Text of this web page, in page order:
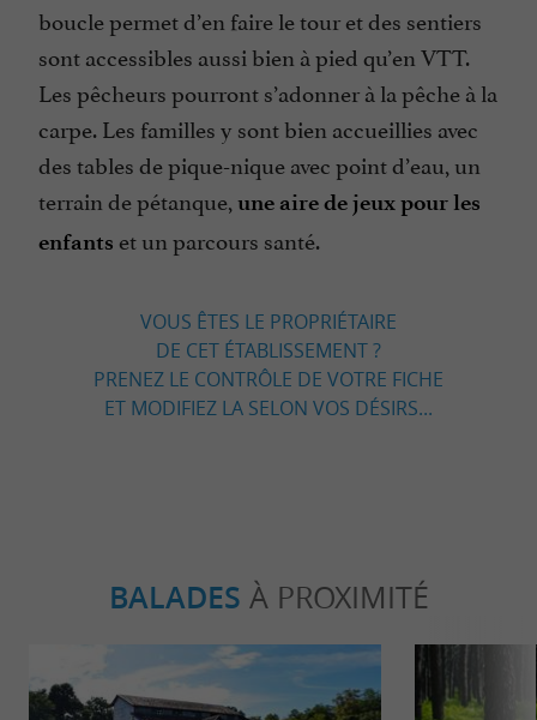
boucle permet d’en faire le tour et des sentiers
sont accessibles aussi bien à pied qu’en VTT.
Les pêcheurs pourront s’adonner à la pêche à la
carpe. Les familles y sont bien accueillies avec
des tables de pique-nique avec point d’eau, un
terrain de pétanque, une aire de jeux pour les
enfants et un parcours santé.
VOUS ÊTES LE PROPRIÉTAIRE
DE CET ÉTABLISSEMENT ?
PRENEZ LE CONTRÔLE DE VOTRE FICHE
ET MODIFIEZ LA SELON VOS DÉSIRS...
BALADES À PROXIMITÉ